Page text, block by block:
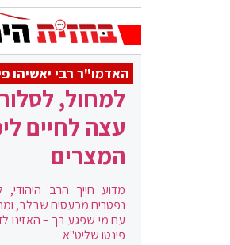
האדמו"ר רבי יאשיהו
למחול,
עצה לחיים
המצרים
מדוע חייך הרב היהודי,
נפטרים מכעסים שבלב,
עם מי שפגע בך – האזינו
פינטו שליט"א